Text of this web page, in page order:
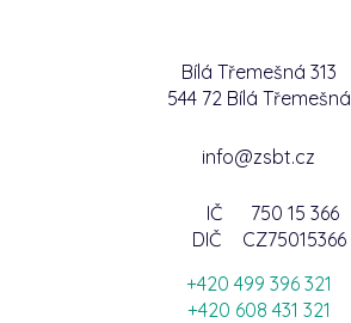
Bílá Třemešná 313
544 72 Bílá Třemešná
info@zsbt.cz
IČ
750 15 366
DIČ
CZ75015366
+420 499 396 321
+420 608 431 321